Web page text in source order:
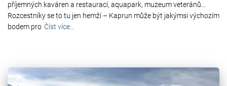
příjemných kaváren a restaurací, aquapark, muzeum veteránů…
Rozcestníky se to tu jen hemží – Kaprun může být jakýmsi výchozím
bodem pro Číst více…